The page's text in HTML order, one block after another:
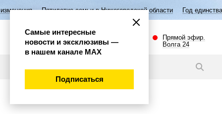
семьи в Нижегородской области Год единства народов России
Прямой эфир.
Волга 24
Самые интересные
новости и эксклюзивы —
в нашем канале МАХ
Подписаться